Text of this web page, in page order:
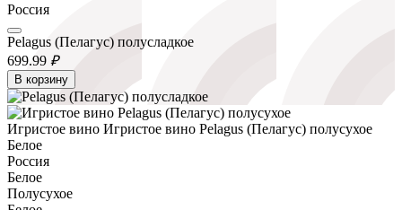
Россия
Pelagus (Пелагус) полусладкое
699.99 ₽
В корзину
Игристое вино Игристое вино Pelagus (Пелагус) полусухое
Белое
Россия
Белое
Полусухое